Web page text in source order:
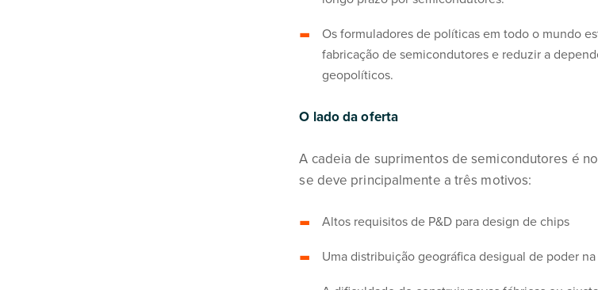
Os formuladores de políticas em todo o mundo
fabricação de semicondutores e reduzir a
geopolíticos.
O lado da oferta
A cadeia de suprimentos de semicondutores é
se deve principalmente a três motivos:
Altos requisitos de P&D para design de chips
Uma distribuição geográfica desigual de poder